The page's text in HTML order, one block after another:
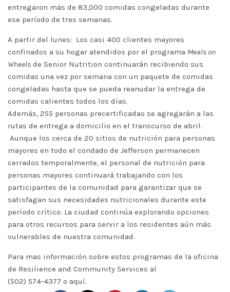
entregaron más de 83,000 comidas congeladas durante
ese período de tres semanas.
A partir del lunes: Los casi 400 clientes mayores
confinados a su hogar atendidos por el programa Meals on
Wheels de Senior Nutrition continuarán recibiendo sus
comidas una vez por semana con un paquete de comidas
congeladas hasta que se pueda reanudar la entrega de
comidas calientes todos los días.
Además, 255 personas precertificadas se agregarán a las
rutas de entrega a domicilio en el transcurso de abril.
Aunque los cerca de 20 sitios de nutrición para personas
mayores en todo el condado de Jefferson permanecen
cerrados temporalmente, el personal de nutrición para
personas mayores continuará trabajando con los
participantes de la comunidad para garantizar que se
satisfagan sus necesidades nutricionales durante este
período crítico. La ciudad continúa explorando opciones
para otros recursos para servir a los residentes aún más
vulnerables de nuestra comunidad.
Para mas información sobre estos programas de la oficina
de Resilience and Community Services al
(502) 574-4377 o aquí.